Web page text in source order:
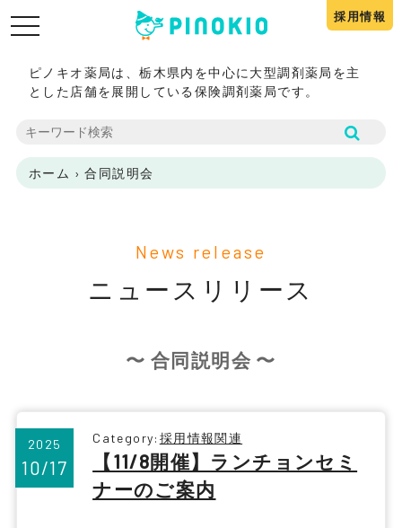
toggle
採用情報
ピノキオ薬局は、栃木県内を中心に大型調剤薬局を主
とした店舗を展開している保険調剤薬局です。
ホーム › 合同説明会
News release
ニュースリリース
〜 合同説明会 〜
2025
10/17
Category: 採用情報関連
【11/8開催】ランチョンセミ
ナーのご案内